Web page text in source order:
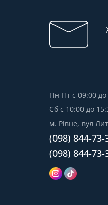
Пн-Пт с 09:00 до
Сб с 10:00 до
м. Рівне, вул
(098) 844-73-
(098) 844-73-